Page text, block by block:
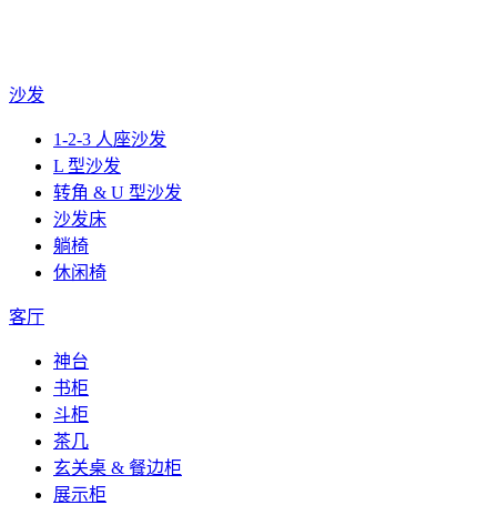
沙发
1-2-3 人座沙发
L 型沙发
转角 & U 型沙发
沙发床
躺椅
休闲椅
客厅
神台
书柜
斗柜
茶几
玄关桌 & 餐边柜
展示柜